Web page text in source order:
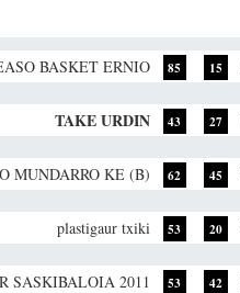
BASKET ERNIO 85 15
TAKE URDIN 43 27
MUNDARRO KE (B) 62 45
plastigaur txiki 53 20
SASKIBALOIA 2011 53 42